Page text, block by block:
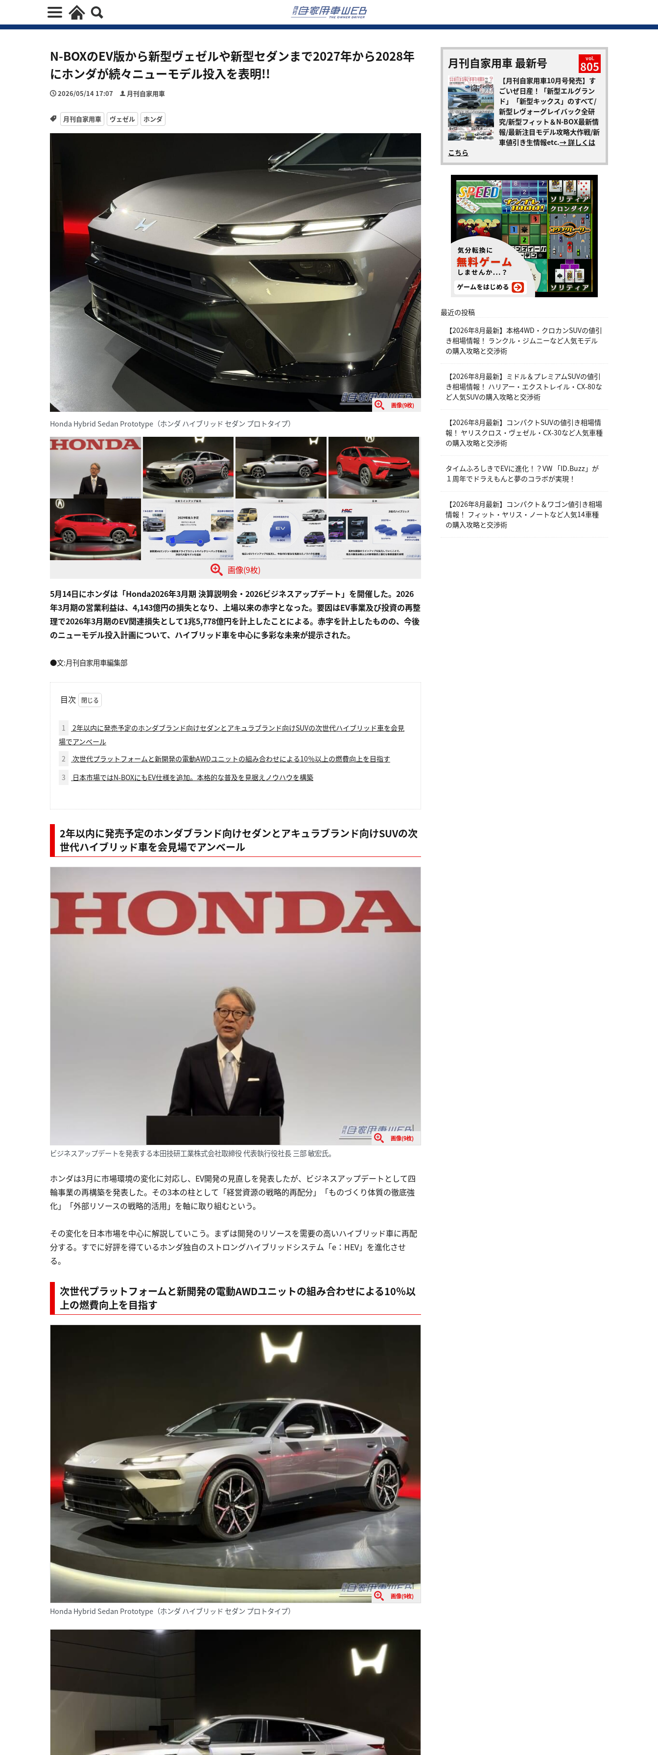
N-BOXのEV版から新型ヴェゼルや新型セダンまで2027年から2028年
にホンダが続々ニューモデル投入を表明!!
2026/05/14 17:07 月刊自家用車
月刊自家用車 ヴェゼル ホンダ
画像(9枚)
Honda Hybrid Sedan Prototype（ホンダ ハイブリッド セダン プロトタイプ）
画像(9枚)
5月14日にホンダは「Honda2026年3月期 決算説明会・2026ビジネスアップデート」を開催した。2026
年3月期の営業利益は、4,143億円の損失となり、上場以来の赤字となった。要因はEV事業及び投資の再整
理で2026年3月期のEV関連損失として1兆5,778億円を計上したことによる。赤字を計上したものの、今後
のニューモデル投入計画について、ハイブリッド車を中心に多彩な未来が提示された。
●文:月刊自家用車編集部
目次
1
2年以内に発売予定のホンダブランド向けセダンとアキュラブランド向けSUVの次世代ハイブリッド車を会見
場でアンベール
2
次世代プラットフォームと新開発の電動AWDユニットの組み合わせによる10％以上の燃費向上を目指す
3
日本市場ではN-BOXにもEV仕様を追加。本格的な普及を見据えノウハウを構築
2年以内に発売予定のホンダブランド向けセダンとアキュラブランド向けSUVの次
世代ハイブリッド車を会見場でアンベール
画像(9枚)
ビジネスアップデートを発表する本田技研工業株式会社取締役 代表執行役社長 三部 敏宏氏。
ホンダは3月に市場環境の変化に対応し、EV開発の見直しを発表したが、ビジネスアップデートとして四
輪事業の再構築を発表した。その3本の柱として「経営資源の戦略的再配分」「ものづくり体質の徹底強
化」「外部リソースの戦略的活用」を軸に取り組むという。
その変化を日本市場を中心に解説していこう。まずは開発のリソースを需要の高いハイブリッド車に再配
分する。すでに好評を得ているホンダ独自のストロングハイブリッドシステム「e：HEV」を進化させ
る。
次世代プラットフォームと新開発の電動AWDユニットの組み合わせによる10％以
上の燃費向上を目指す
画像(9枚)
Honda Hybrid Sedan Prototype（ホンダ ハイブリッド セダン プロトタイプ）
月刊自家用車 最新号 vol.
805
【月刊自家用車10月号発売】す
ごいぜ日産！「新型エルグラン
ド」「新型キックス」のすべて/
新型レヴォーグレイバック全研
究/新型フィット＆N-BOX最新情
報/最新注目モデル攻略大作戦/新
車値引き生情報etc.→ 詳しくは
こちら
最近の投稿
【2026年8月最新】本格4WD・クロカンSUVの値引
き相場情報！ ランクル・ジムニーなど人気モデル
の購入攻略と交渉術
【2026年8月最新】ミドル＆プレミアムSUVの値引
き相場情報！ ハリアー・エクストレイル・CX-80な
ど人気SUVの購入攻略と交渉術
【2026年8月最新】コンパクトSUVの値引き相場情
報！ ヤリスクロス・ヴェゼル・CX-30など人気車種
の購入攻略と交渉術
タイムふろしきでEVに進化！？VW 「ID.Buzz」が
１周年でドラえもんと夢のコラボが実現！
【2026年8月最新】コンパクト＆ワゴン値引き相場
情報！ フィット・ヤリス・ノートなど人気14車種
の購入攻略と交渉術